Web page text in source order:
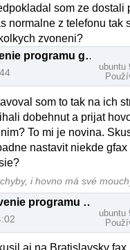
som ze dostali
normalne z telefonu tak
zvoneni?
Re: nastavenie programu gfax
ubuntu
som to tak na ich
dobehnut a prijat
To mi je novina.
nastavit niekde gfax
i hovno má své
Re: nastavenie programu gfax
ubuntu